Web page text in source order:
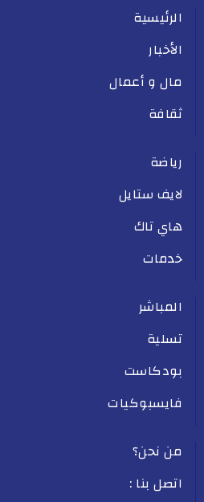
الرئيسية
الأخبار
مال و أعمال
ثقافة
رياضة
لايف ستايل
هاي تاك
خدمات
المباشر
تسلية
بودكاست
فايسبوكيات
من نحن؟
اتصل بنا :